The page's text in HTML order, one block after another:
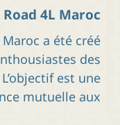
4L Maroc
a été créé
des
est une
mutuelle aux...